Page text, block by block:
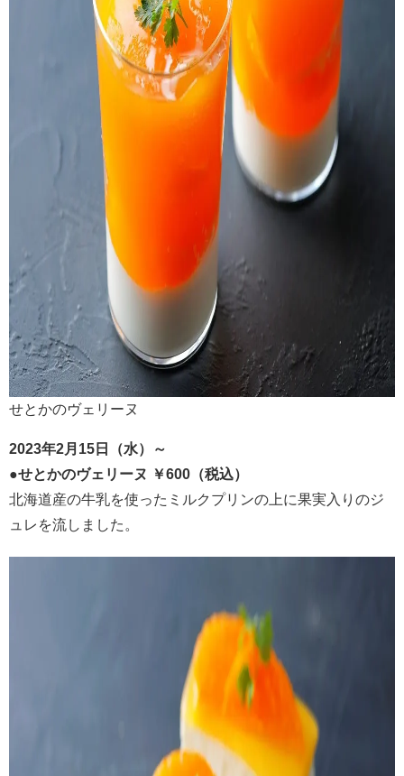
せとかのヴェリーヌ
2023年2月15日（水）～
●せとかのヴェリーヌ ￥600（税込）
北海道産の牛乳を使ったミルクプリンの上に果実入りのジ
ュレを流しました。